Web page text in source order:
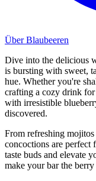
Über Blaubeeren
Dive into the delicious
is bursting with sweet,
hue. Whether you're
crafting a cozy drink
with irresistible
discovered.
From refreshing
concoctions are perfect
taste buds and elevate
make your bar the